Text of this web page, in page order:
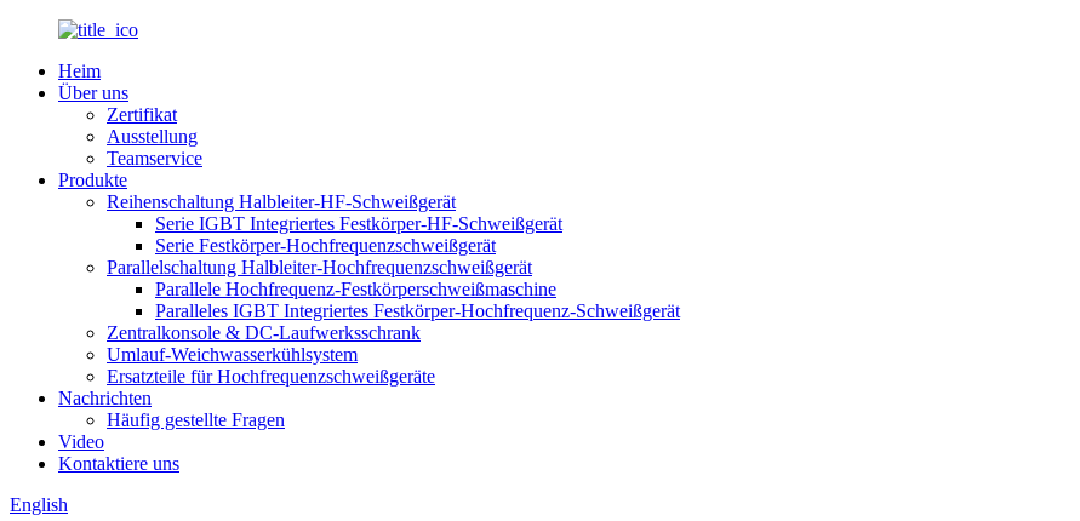
Heim
Über uns
Zertifikat
Ausstellung
Teamservice
Produkte
Reihenschaltung Halbleiter-HF-Schweißgerät
Serie IGBT Integriertes Festkörper-HF-Schweißgerät
Serie Festkörper-Hochfrequenzschweißgerät
Parallelschaltung Halbleiter-Hochfrequenzschweißgerät
Parallele Hochfrequenz-Festkörperschweißmaschine
Paralleles IGBT Integriertes Festkörper-Hochfrequenz-Schweißgerät
Zentralkonsole & DC-Laufwerksschrank
Umlauf-Weichwasserkühlsystem
Ersatzteile für Hochfrequenzschweißgeräte
Nachrichten
Häufig gestellte Fragen
Video
Kontaktiere uns
English